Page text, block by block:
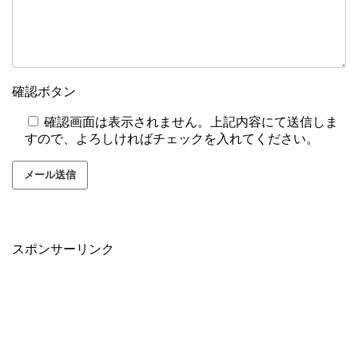
確認ボタン
確認画面は表示されません。上記内容にて送信しま
すので、よろしければチェックを入れてください。
スポンサーリンク